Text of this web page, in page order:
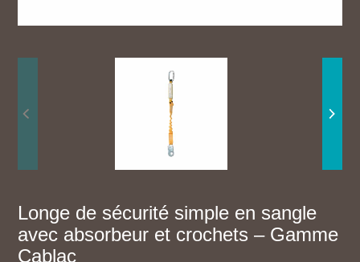
Longe de sécurité simple en sangle
avec absorbeur et crochets – Gamme
Cablac